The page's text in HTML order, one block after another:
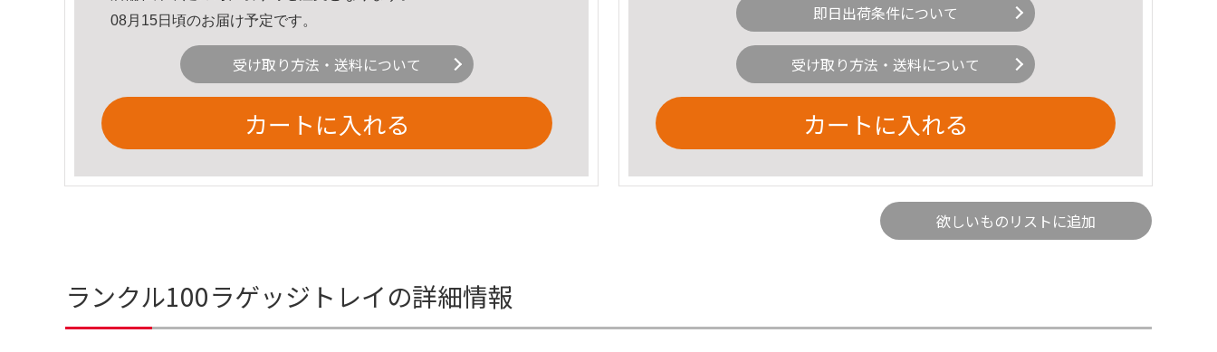
08月15日頃のお届け予定です。
受け取り方法・送料について
カートに入れる
即日出荷条件について
受け取り方法・送料について
カートに入れる
欲しいものリストに追加
ランクル100ラゲッジトレイの詳細情報